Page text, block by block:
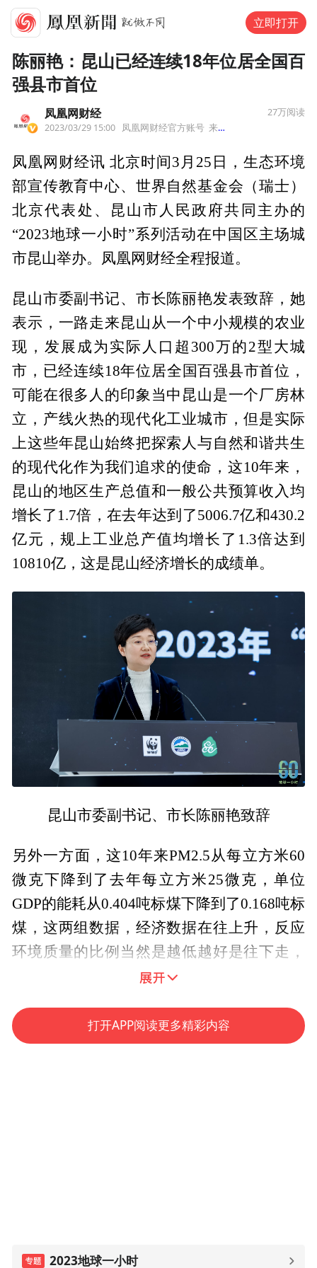
立即打开
陈丽艳：昆山已经连续18年位居全国百
强县市首位
凤凰网财经
2023/03/29 15:00 凤凰网财经官方账号 来自北京市
27万阅读
凤凰网财经讯 北京时间3月25日，生态环境
部宣传教育中心、世界自然基金会（瑞士）
北京代表处、昆山市人民政府共同主办的
“2023地球一小时”系列活动在中国区主场城
市昆山举办。凤凰网财经全程报道。
昆山市委副书记、市长陈丽艳发表致辞，她
表示，一路走来昆山从一个中小规模的农业
现，发展成为实际人口超300万的2型大城
市，已经连续18年位居全国百强县市首位，
可能在很多人的印象当中昆山是一个厂房林
立，产线火热的现代化工业城市，但是实际
上这些年昆山始终把探索人与自然和谐共生
的现代化作为我们追求的使命，这10年来，
昆山的地区生产总值和一般公共预算收入均
增长了1.7倍，在去年达到了5006.7亿和430.2
亿元，规上工业总产值均增长了1.3倍达到
10810亿，这是昆山经济增长的成绩单。
昆山市委副书记、市长陈丽艳致辞
另外一方面，这10年来PM2.5从每立方米60
微克下降到了去年每立方米25微克，单位
GDP的能耗从0.404吨标煤下降到了0.168吨标
煤，这两组数据，经济数据在往上升，反应
环境质量的比例当然是越低越好是往下走，
两组数据的一升一降体现的是昆山经济强和
践行两三理念，五年全社会环保投入超900亿
元，通过无人机巡查卫星遥感这样的一些智
产业园，还承办了新能源汽车的下乡首站活
打开APP阅读更多精彩内容
2023地球一小时